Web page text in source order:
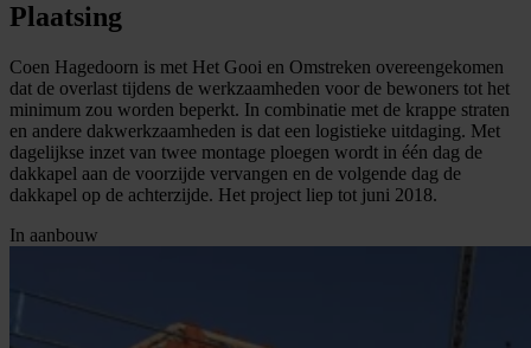
Plaatsing
Coen Hagedoorn is met Het Gooi en Omstreken overeengekomen
dat de overlast tijdens de werkzaamheden voor de bewoners tot het
minimum zou worden beperkt. In combinatie met de krappe straten
en andere dakwerkzaamheden is dat een logistieke uitdaging. Met
dagelijkse inzet van twee montage ploegen wordt in één dag de
dakkapel aan de voorzijde vervangen en de volgende dag de
dakkapel op de achterzijde. Het project liep tot juni 2018.
In aanbouw